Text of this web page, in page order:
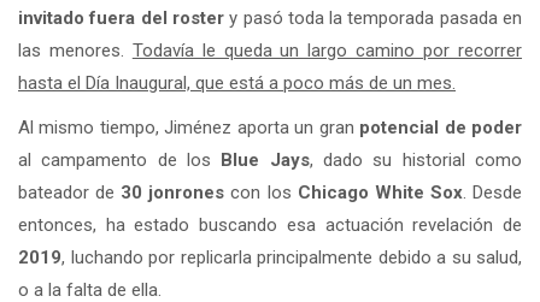
invitado fuera del rostery pasó toda la temporada pasada en
las menores. Todavía le queda un largo camino por recorrer
hasta el Día Inaugural, que está a poco más de un mes.
Al mismo tiempo, Jiménez aporta un gran potencial de poder
al campamento de los Blue Jays, dado su historial como
bateador de 30 jonrones con los Chicago White Sox. Desde
entonces, ha estado buscando esa actuación revelación de
2019, luchando por replicarla principalmente debido a su salud,
o a la falta de ella.